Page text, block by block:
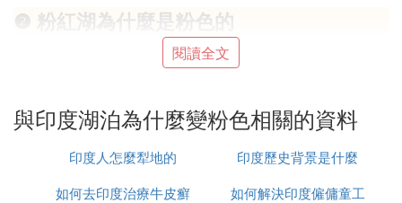
❷ 粉紅湖為什麼是粉色的
如果說澳大利亞是漂浮於印度洋上的一個美麗星球，
廣袤沙漠，經典Tiffany藍的鯊魚灣，白凈透亮的貝殼
沙灘，夢幻淡紫的藍花楹，撩動無數少女心的粉紅
閱讀全文
與印度湖泊為什麼變粉色相關的資料
印度人怎麼犁地的
印度歷史背景是什麼
如何去印度治療牛皮癬
如何解決印度僱傭童工